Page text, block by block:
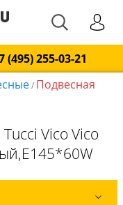
(495) 255-03-21
/ Подвесная
Vico Vico